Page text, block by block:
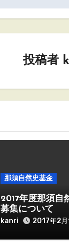
投稿者
那須自然史基金
2017年度那須自
募集について
kanri 2017年2月